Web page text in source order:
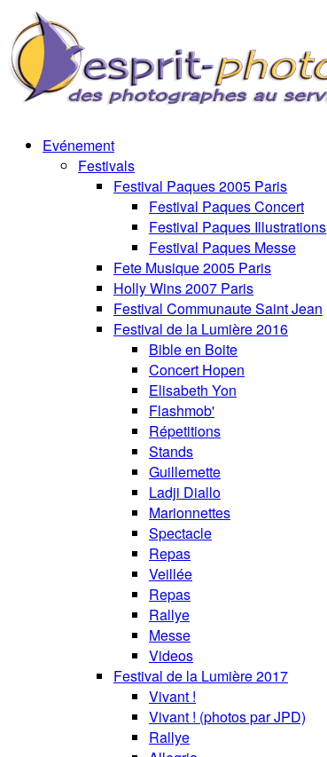
Evénement
Festivals
Festival Paques 2005 Paris
Festival Paques Concert
Festival Paques Illustrations
Festival Paques Messe
Fete Musique 2005 Paris
Holly Wins 2007 Paris
Festival Communaute Saint Jean
Festival de la Lumière 2016
Bible en Boite
Concert Hopen
Elisabeth Yon
Flashmob'
Répetitions
Stands
Guillemette
Ladji Diallo
Marionnettes
Spectacle
Repas
Veillée
Repas
Rallye
Messe
Videos
Festival de la Lumière 2017
Vivant !
Vivant ! (photos par JPD)
Rallye